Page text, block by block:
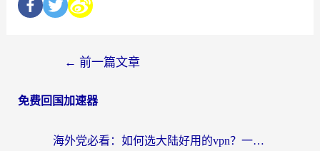
← 前一篇文章
免费回国加速器
海外党必看：如何选大陆好用的vpn？一篇解决你的回国访问难题